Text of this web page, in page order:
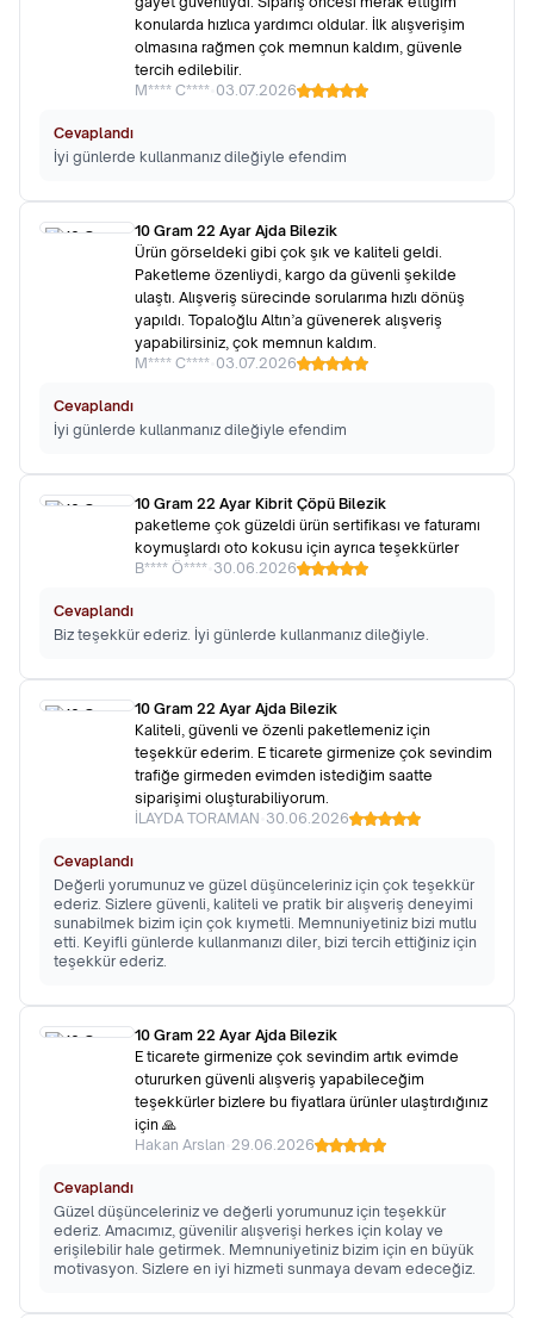
konularda hızlıca yardımcı oldular. İlk alışverişim
olmasına rağmen çok memnun kaldım, güvenle
tercih edilebilir.
M**** C**** 03.07.2026
Cevaplandı
İyi günlerde kullanmanız dileğiyle efendim
10 Gram 22 Ayar Ajda Bilezik
Ürün görseldeki gibi çok şık ve kaliteli geldi.
Paketleme özenliydi, kargo da güvenli şekilde
ulaştı. Alışveriş sürecinde sorularıma hızlı dönüş
yapıldı. Topaloğlu Altın’a güvenerek alışveriş
yapabilirsiniz, çok memnun kaldım.
M**** C**** 03.07.2026
Cevaplandı
İyi günlerde kullanmanız dileğiyle efendim
10 Gram 22 Ayar Kibrit Çöpü Bilezik
paketleme çok güzeldi ürün sertifikası ve faturamı
koymuşlardı oto kokusu için ayrıca teşekkürler
B**** Ö**** 30.06.2026
Cevaplandı
Biz teşekkür ederiz. İyi günlerde kullanmanız dileğiyle.
10 Gram 22 Ayar Ajda Bilezik
Kaliteli, güvenli ve özenli paketlemeniz için
teşekkür ederim. E ticarete girmenize çok sevindim
trafiğe girmeden evimden istediğim saatte
siparişimi oluşturabiliyorum.
İLAYDA TORAMAN 30.06.2026
Cevaplandı
Değerli yorumunuz ve güzel düşünceleriniz için çok teşekkür
ederiz. Sizlere güvenli, kaliteli ve pratik bir alışveriş deneyimi
sunabilmek bizim için çok kıymetli. Memnuniyetiniz bizi mutlu
etti. Keyifli günlerde kullanmanızı diler, bizi tercih ettiğiniz için
teşekkür ederiz.
10 Gram 22 Ayar Ajda Bilezik
E ticarete girmenize çok sevindim artık evimde
otururken güvenli alışveriş yapabileceğim
teşekkürler bizlere bu fiyatlara ürünler ulaştırdığınız
için 🙏
Hakan Arslan 29.06.2026
Cevaplandı
Güzel düşünceleriniz ve değerli yorumunuz için teşekkür
ederiz. Amacımız, güvenilir alışverişi herkes için kolay ve
erişilebilir hale getirmek. Memnuniyetiniz bizim için en büyük
motivasyon. Sizlere en iyi hizmeti sunmaya devam edeceğiz.